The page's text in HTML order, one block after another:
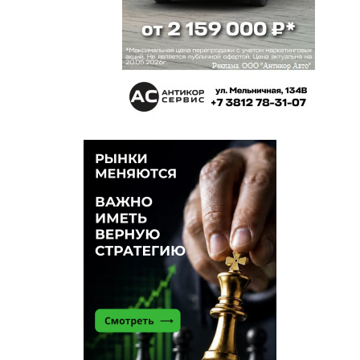
12 мая 2021 в 22:17:
Ну вот,повторилась история 2017 г. СМИ
сообщали о грядущей отставке Назарова,а его
пресс-секретарь это опровергала. Через неделю
в кабинете Виктора Ивановича оказался
об уходе Назарова из Совета Федерации,Виктор
Иванович за неимением пресс-секретаря сей
факт опровергал лично. Через 3 недели оказался
Трындец 12 мая 2021 в 22:12:
Это какой-то позор.